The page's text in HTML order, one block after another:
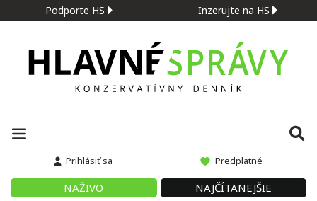
Podporte HS Inzerujte na HS
Prihlásiť sa Predplatné
NAŽIVO
NAJČÍTANEJŠIE